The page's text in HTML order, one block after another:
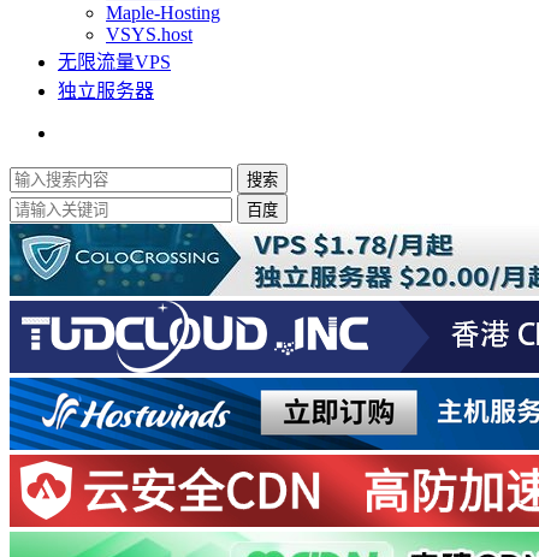
Maple-Hosting
VSYS.host
无限流量VPS
独立服务器